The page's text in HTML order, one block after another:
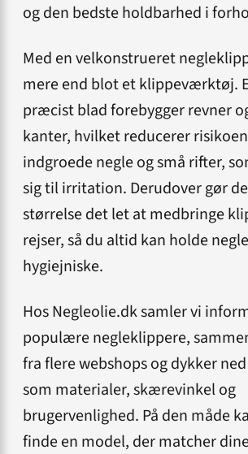
og den bedste holdbarhed i
Med en velkonstrueret
mere end blot et klippeværktøj.
præcist blad forebygger revner
kanter, hvilket reducerer
indgroede negle og små rifter,
sig til irritation. Derudover gør
størrelse det let at medbringe
rejser, så du altid kan holde
hygiejniske.
Hos Negleolie.dk samler vi
populære negleklippere,
fra flere webshops og dykker
som materialer, skærevinkel og
brugervenlighed. På den måde
finde en model, der matcher